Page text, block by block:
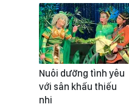
Nuôi dưỡng tình yêu
với sân khấu thiếu
nhi